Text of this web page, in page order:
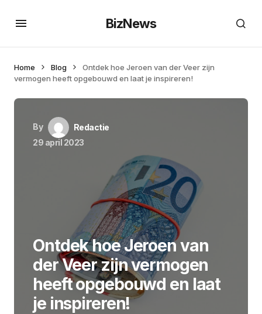
BizNews
Home Blog
Ontdek hoe Jeroen van der Veer zijn
vermogen heeft opgebouwd en laat je inspireren!
By
Redactie
29 april 2023
Ontdek hoe Jeroen van
der Veer zijn vermogen
heeft opgebouwd en laat
je inspireren!